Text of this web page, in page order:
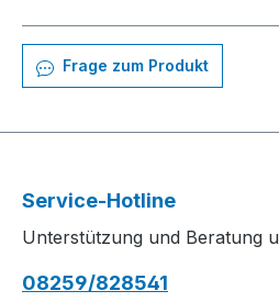
Frage zum Produkt
Service-Hotline
Unterstützung und Beratung
08259/828541